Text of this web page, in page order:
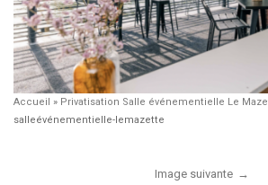
Accueil » Privatisation Salle événementielle Le
salleévénementielle-lemazette
Image suivante